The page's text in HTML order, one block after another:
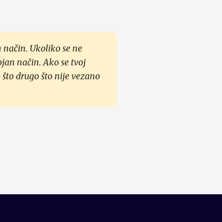
Ukoliko se ne
način. Ako se tvoj
drugo što nije vezano